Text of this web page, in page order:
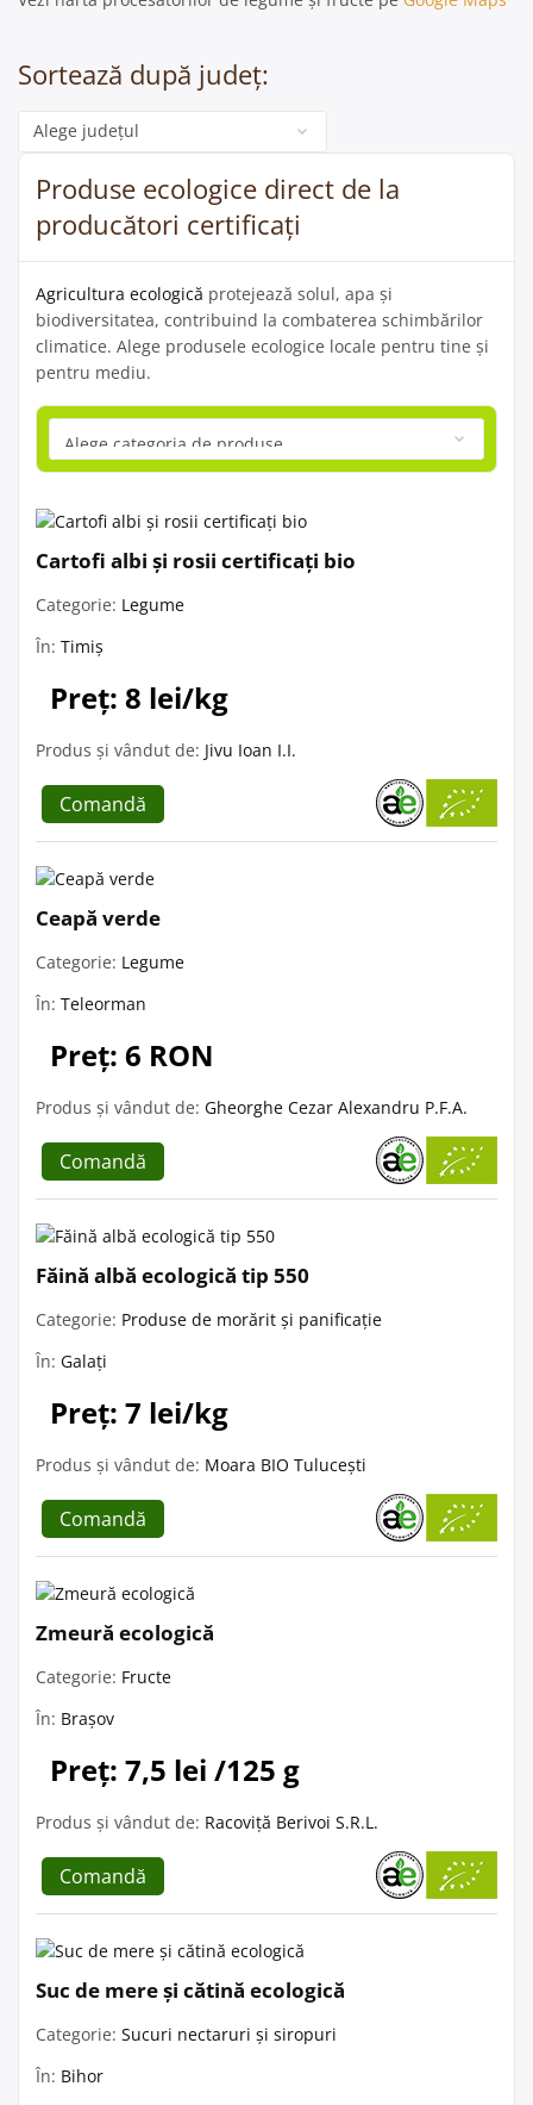
Sortează după județ:
Categorie
Produse ecologice direct de la
producători certificați
Agricultura ecologică protejează solul, apa și
biodiversitatea, contribuind la combaterea schimbărilor
climatice. Alege produsele ecologice locale pentru tine și
pentru mediu.
Cartofi albi și rosii certificați bio
Categorie: Legume
În: Timiș
Preț: 8 lei/kg
Produs și vândut de: Jivu Ioan I.I.
Comandă
Ceapă verde
Categorie: Legume
În: Teleorman
Preț: 6 RON
Produs și vândut de: Gheorghe Cezar Alexandru P.F.A.
Comandă
Făină albă ecologică tip 550
Categorie: Produse de morărit și panificație
În: Galați
Preț: 7 lei/kg
Produs și vândut de: Moara BIO Tulucești
Comandă
Zmeură ecologică
Categorie: Fructe
În: Brașov
Preț: 7,5 lei /125 g
Produs și vândut de: Racoviță Berivoi S.R.L.
Comandă
Suc de mere și cătină ecologică
Categorie: Sucuri nectaruri și siropuri
În: Bihor